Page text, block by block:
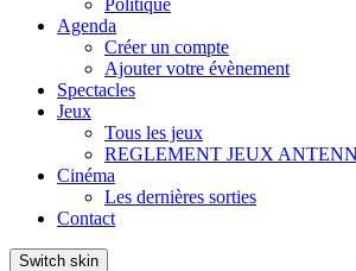
Politique
Agenda
Créer un compte
Ajouter votre évènement
Spectacles
Jeux
Tous les jeux
REGLEMENT JEUX
Cinéma
Les dernières sorties
Contact
Switch skin